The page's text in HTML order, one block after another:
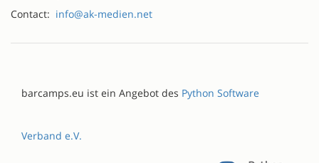
Contact: info@ak-medien.net
barcamps.eu ist ein Angebot des Python Software
Verband e.V.